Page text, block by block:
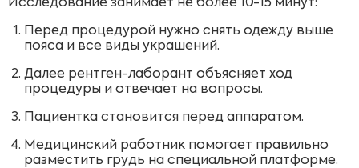
Исследование занимает не более 10-15 минут:
Перед процедурой нужно снять одежду выше
пояса и все виды украшений.
Далее рентген-лаборант объясняет ход
процедуры и отвечает на вопросы.
Пациентка становится перед аппаратом.
Медицинский работник помогает правильно
разместить грудь на специальной платформе.